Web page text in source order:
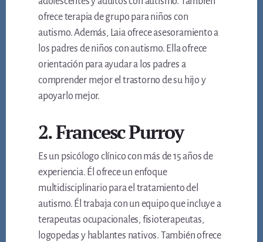
ofrece terapia de grupo para niños con
autismo. Además, Laia ofrece asesoramiento a
los padres de niños con autismo. Ella ofrece
orientación para ayudar a los padres a
comprender mejor el trastorno de su hijo y
apoyarlo mejor.
2. Francesc Purroy
Es un psicólogo clínico con más de 15 años de
experiencia. Él ofrece un enfoque
multidisciplinario para el tratamiento del
autismo. Él trabaja con un equipo que incluye a
terapeutas ocupacionales, fisioterapeutas,
logopedas y hablantes nativos. También ofrece